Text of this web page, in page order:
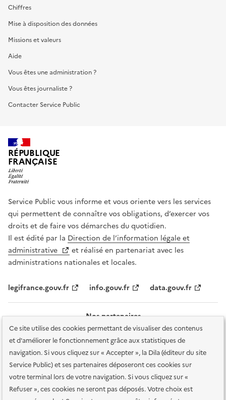
Ce site utilise des cookies permettant de visualiser des contenus
et d'améliorer le fonctionnement grâce aux statistiques de
navigation. Si vous cliquez sur « Accepter », la Dila (éditeur du site
Service Public) et ses partenaires déposeront ces cookies sur
votre terminal lors de votre navigation. Si vous cliquez sur «
Refuser », ces cookies ne seront pas déposés. Votre choix est
Chiffres
Mise à disposition des données
Missions et valeurs
Aide
Vous êtes une administration ?
Vous êtes journaliste ?
Contacter Service Public
RÉPUBLIQUE
FRANÇAISE
Service Public vous informe et vous oriente vers les services
qui permettent de connaître vos obligations, d’exercer vos
droits et de faire vos démarches du quotidien.
Il est édité par la Direction de l’information légale et
administrative
et réalisé en partenariat avec les
administrations nationales et locales.
legifrance.gouv.fr info.gouv.fr data.gouv.fr
Nos partenaires
Plan du site Accessibilité : totalement conforme
Accessibilité des